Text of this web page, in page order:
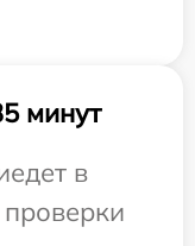
минут
в